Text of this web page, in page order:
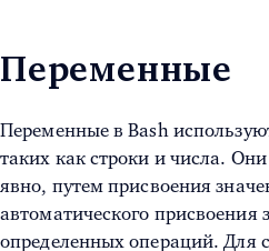
Переменные
Переменные в Bash
таких как строки и числа.
явно, путем присвоения
автоматического
определенных операций. Для